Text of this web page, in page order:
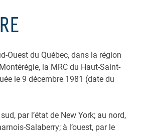
Ouest du Québec, dans la région
la MRC du Haut-Saint-
le 9 décembre 1981 (date du
par l’état de New York; au nord,
Salaberry; à l’ouest, par le